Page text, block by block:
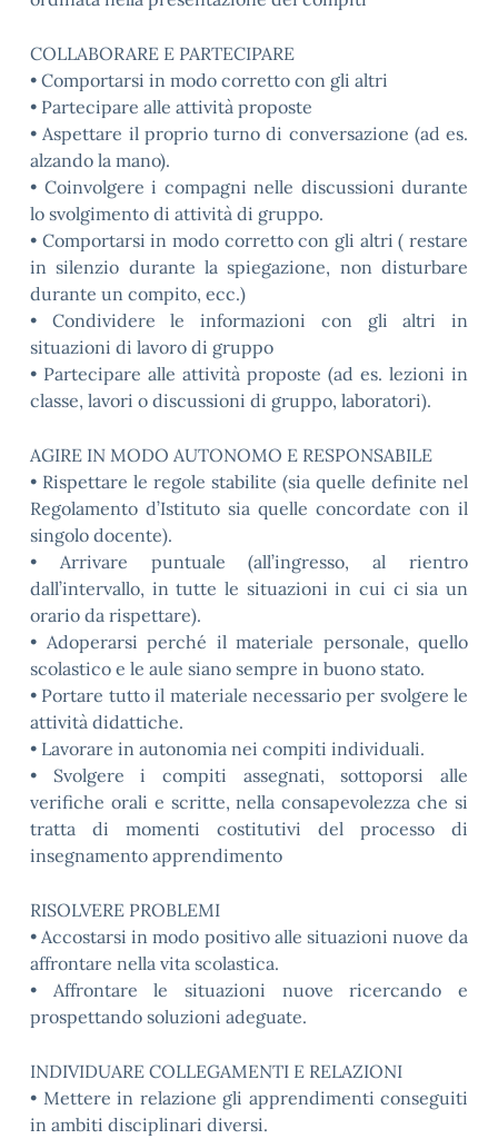
COLLABORARE E PARTECIPARE
• Comportarsi in modo corretto con gli altri
• Partecipare alle attività proposte
• Aspettare il proprio turno di conversazione (ad es.
alzando la mano).
• Coinvolgere i compagni nelle discussioni durante
lo svolgimento di attività di gruppo.
• Comportarsi in modo corretto con gli altri ( restare
in silenzio durante la spiegazione, non disturbare
durante un compito, ecc.)
• Condividere le informazioni con gli altri in
situazioni di lavoro di gruppo
• Partecipare alle attività proposte (ad es. lezioni in
classe, lavori o discussioni di gruppo, laboratori).
AGIRE IN MODO AUTONOMO E RESPONSABILE
• Rispettare le regole stabilite (sia quelle definite nel
Regolamento d’Istituto sia quelle concordate con il
singolo docente).
• Arrivare puntuale (all’ingresso, al rientro
dall’intervallo, in tutte le situazioni in cui ci sia un
orario da rispettare).
• Adoperarsi perché il materiale personale, quello
scolastico e le aule siano sempre in buono stato.
• Portare tutto il materiale necessario per svolgere le
attività didattiche.
• Lavorare in autonomia nei compiti individuali.
• Svolgere i compiti assegnati, sottoporsi alle
verifiche orali e scritte, nella consapevolezza che si
tratta di momenti costitutivi del processo di
insegnamento apprendimento
RISOLVERE PROBLEMI
• Accostarsi in modo positivo alle situazioni nuove da
affrontare nella vita scolastica.
• Affrontare le situazioni nuove ricercando e
prospettando soluzioni adeguate.
INDIVIDUARE COLLEGAMENTI E RELAZIONI
• Mettere in relazione gli apprendimenti conseguiti
in ambiti disciplinari diversi.